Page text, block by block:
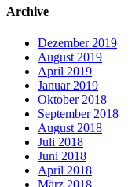
Archive
Dezember 2019
August 2019
April 2019
Januar 2019
Oktober 2018
September 2018
August 2018
Juli 2018
Juni 2018
April 2018
März 2018